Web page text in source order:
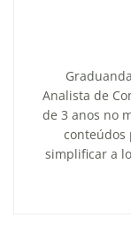
Analista de
de 3 anos no
conteúdos
simplificar a